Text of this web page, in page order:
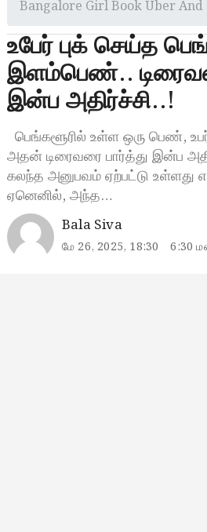
Bangalore Girl Book Uber And
உபேர் புக் செய்த
இளம்பெண்..
இன்ப அதிர்ச்சி..!
பெங்களூரில் உள்ள ஒரு பெண்,
அதன் டிரைவரை பார்த்து இன்ப
கலந்த அனுபவம் ஏற்பட்டு உள்ளது
ஏனெனில், அந்த…
Bala Siva
மே 26, 2025, 18:30 6:30